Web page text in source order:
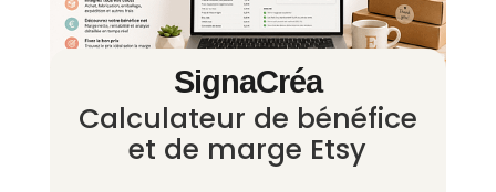
SignaCréa
Calculateur de bénéfice
et de marge Etsy